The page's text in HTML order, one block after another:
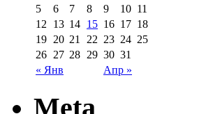
« Янв Апр »
5
6 7 8 9 10 11
12
13 14 15 16 17 18
19 20 21 22 23 24 25
26 27 28 29 30 31
Meta